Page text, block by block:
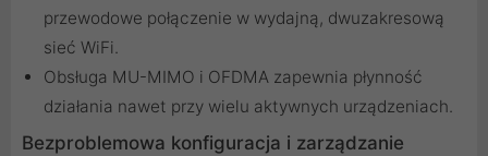
przewodowe połączenie w wydajną, dwuzakresową
sieć WiFi.
Obsługa MU-MIMO i OFDMA zapewnia płynność
działania nawet przy wielu aktywnych urządzeniach.
Bezproblemowa konfiguracja i zarządzanie